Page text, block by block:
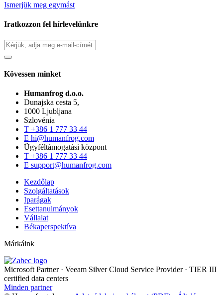
Ismerjük meg egymást
Iratkozzon fel hírlevelünkre
Kövessen minket
Humanfrog d.o.o.
Dunajska cesta 5,
1000 Ljubljana
Szlovénia
T +386 1 777 33 44
E hi@humanfrog.com
Ügyféltámogatási központ
T +386 1 777 33 44
E support@humanfrog.com
Kezdőlap
Szolgáltatások
Iparágak
Esettanulmányok
Vállalat
Békaperspektíva
Márkáink
Microsoft Partner · Veeam Silver Cloud Service Provider · TIER III
certified data centers
Minden partner